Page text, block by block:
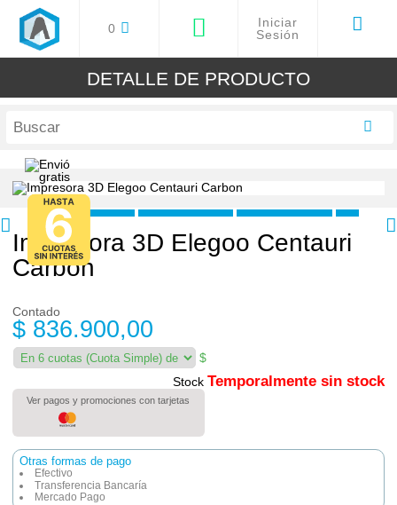
0
Iniciar
Sesión
DETALLE DE PRODUCTO
Impresora 3D Elegoo Centauri
Carbon
Contado
$ 836.900,00
$
Stock Temporalmente sin stock
Ver pagos y promociones con tarjetas
Otras formas de pago
Efectivo
Transferencia Bancaría
Mercado Pago